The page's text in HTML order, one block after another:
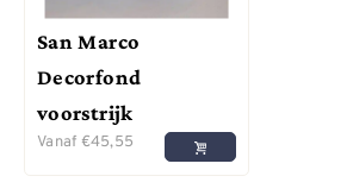
San Marco
Decorfond
voorstrijk
Vanaf €45,55